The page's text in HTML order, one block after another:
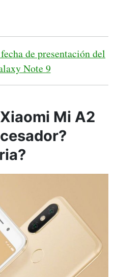
de presentación del
Note 9
Mi A2